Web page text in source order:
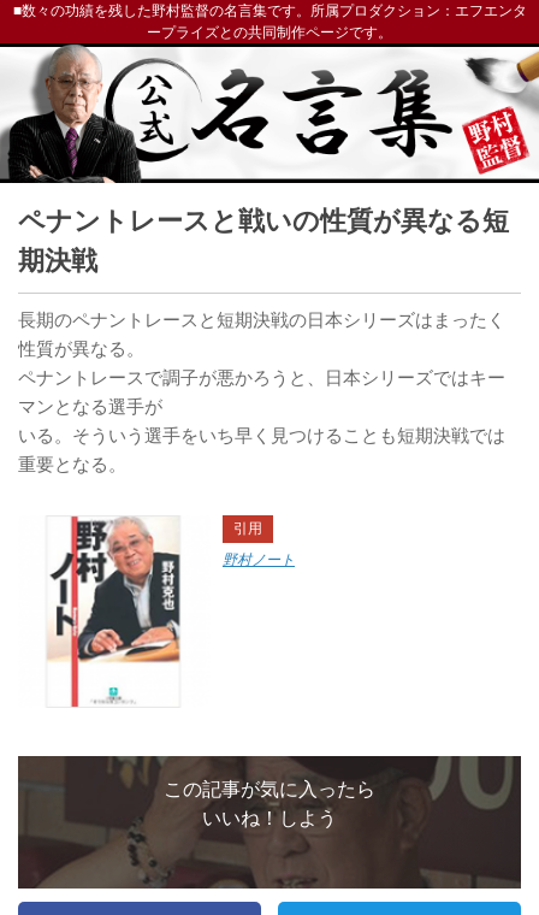
■数々の功績を残した野村監督の名言集です。所属プロダクション：エフエンタ
ープライズとの共同制作ページです。
ペナントレースと戦いの性質が異なる短
期決戦
長期のペナントレースと短期決戦の日本シリーズはまったく
性質が異なる。
ペナントレースで調子が悪かろうと、日本シリーズではキー
マンとなる選手が
いる。そういう選手をいち早く見つけることも短期決戦では
重要となる。
引用
野村ノート
この記事が気に入ったら
いいね！しよう